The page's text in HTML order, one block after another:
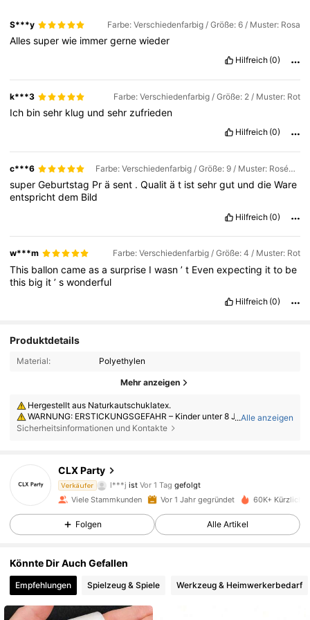
S***y Farbe: Verschiedenfarbig / Größe: 6 / Muster: Rosa
Allessuperwie immergernewieder
Hilfreich (0)
k***3 Farbe: Verschiedenfarbig / Größe: 2 / Muster: Rot
Ich binsehr klug undsehr zufrieden
Hilfreich (0)
c***6 Farbe: Verschiedenfarbig / Größe: 9 / Muster: Roségold
superGeburtstag Präsent .Qualität istsehrgut unddieWare
entsprichtdem Bild
Hilfreich (0)
w***m Farbe: Verschiedenfarbig / Größe: 4 / Muster: Rot
This balloncameasasurprise Iwasn’t Evenexpecting itto be
this big it’swonderful
Hilfreich (0)
Produktdetails
Material: Polyethylen
Mehr anzeigen
Hergestellt aus Naturkautschuklatex.
WARNUNG: ERSTICKUNGSGEFAHR – Kinder unter 8 Jahren können
an nicht aufgeblasenen oder geplatzten Ballons ersticken. Aufsicht dur
...Alle anzeigen
Sicherheitsinformationen und Kontakte
CLX Party
Verkäufer
l***j
4***9ist am Durchsuchen
4,90
569 Follower
4,90 569 Follower
Viele Stammkunden Vor 1 Jahr gegründet 60K+ Kürzlich
Folgen Alle Artikel
Könnte Dir Auch Gefallen
Empfehlungen Spielzeug & Spiele Werkzeug & Heimwerkerbedarf